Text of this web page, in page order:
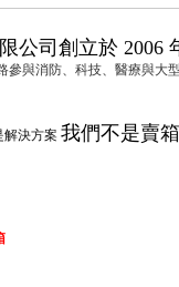
公司創立於 2006
參與消防、科技、醫療與大
決方案 我們不是賣